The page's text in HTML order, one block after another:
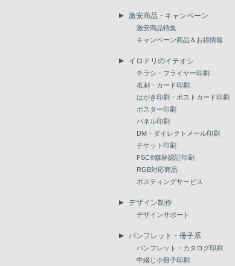
激安商品・キャンペーン
激安商品特集
キャンペーン商品＆お得情報
イロドリのイチオシ
チラシ・フライヤー印刷
名刺・カード印刷
はがき印刷・ポストカード印刷
ポスター印刷
パネル印刷
DM・ダイレクトメール印刷
チケット印刷
FSC®森林認証印刷
RGB対応商品
ポスティングサービス
デザイン制作
デザインサポート
パンフレット・冊子系
パンフレット・カタログ印刷
中綴じ小冊子印刷